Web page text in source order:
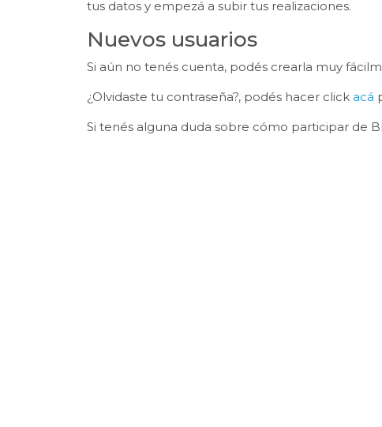
tus datos y empezá a subir tus realizaciones.
Nuevos usuarios
Si aún no tenés cuenta, podés crearla muy
¿Olvidaste tu contraseña?, podés hacer click acá
Si tenés alguna duda sobre cómo participar de